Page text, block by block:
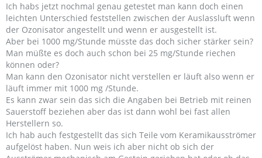
Ich habs jetzt nochmal genau getestet man kann doch einen
leichten Unterschied feststellen zwischen der Auslassluft wenn
der Ozonisator angestellt und wenn er ausgestellt ist.
Aber bei 1000 mg/Stunde müsste das doch sicher stärker sein?
Man müßte es doch auch schon bei 25 mg/Stunde riechen
können oder?
Man kann den Ozonisator nicht verstellen er läuft also wenn er
läuft immer mit 1000 mg /Stunde.
Es kann zwar sein das sich die Angaben bei Betrieb mit reinen
Sauerstoff beziehen aber das ist dann wohl bei fast allen
Herstellern so.
Ich hab auch festgestellt das sich Teile vom Keramikausströmer
aufgelöst haben. Nun weis ich aber nicht ob sich der